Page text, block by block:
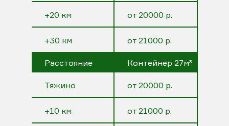
+20 км
+30 км
от 20000 р.
от 21000 р.
Расстояние
Тяжино
+10 км
Контейнер 27м³
от 20000 р.
от 21000 р.